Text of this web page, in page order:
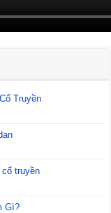
Truyền
truyền
Gì?